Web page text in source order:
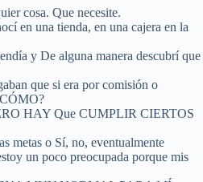
cosa. Que necesite.
en una tienda, en una cajera en la
y De alguna manera descubrí que
que si era por comisión o
HAY Que CUMPLIR CIERTOS
metas o Sí, no, eventualmente
un poco preocupada porque mis